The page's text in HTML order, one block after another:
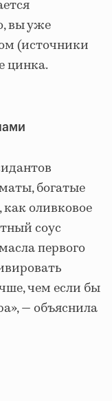
вы уже
(источники
цинка.
богатые
оливковое
соус
первого
чем если бы
— объяснила